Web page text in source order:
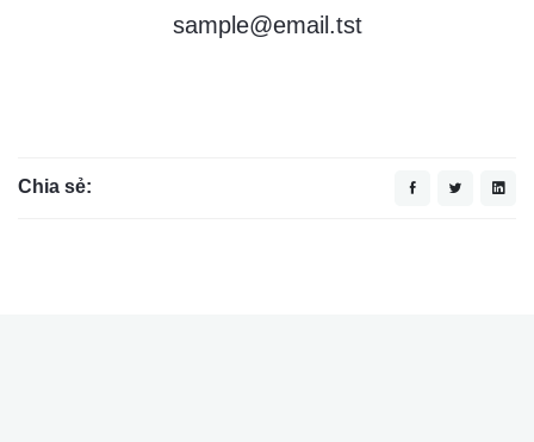
sample@email.tst
Chia sẻ: